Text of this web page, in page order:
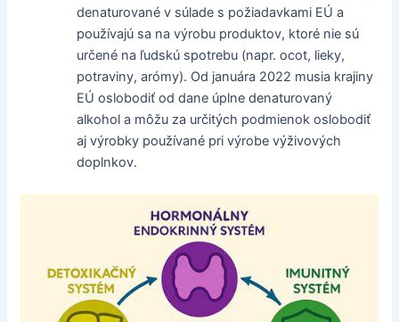
denaturované v súlade s požiadavkami EÚ a
používajú sa na výrobu produktov, ktoré nie sú
určené na ľudskú spotrebu (napr. ocot, lieky,
potraviny, arómy). Od januára 2022 musia krajiny
EÚ oslobodiť od dane úplne denaturovaný
alkohol a môžu za určitých podmienok oslobodiť
aj výrobky používané pri výrobe výživových
doplnkov.